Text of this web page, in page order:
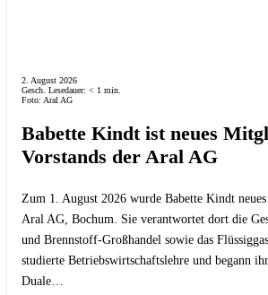
2. August 2026
Gesch. Lesedauer: < 1 min.
Foto: Aral AG
Babette Kindt ist neues
Vorstands der Aral AG
Zum 1. August 2026 wurde Babette Kindt
Aral AG, Bochum. Sie verantwortet dort die
und Brennstoff-Großhandel sowie das
studierte Betriebswirtschaftslehre und begann
Duale…